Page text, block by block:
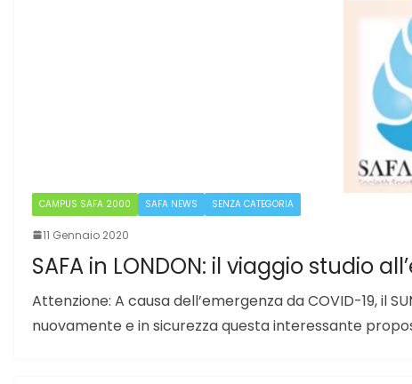
CAMPUS SAFA 2000 SAFA NEWS SENZA CATEGORIA
11 Gennaio 2020
SAFA in LONDON: il viaggio studio
Attenzione: A causa dell’emergenza da COVID-19, il
nuovamente e in sicurezza questa interessante